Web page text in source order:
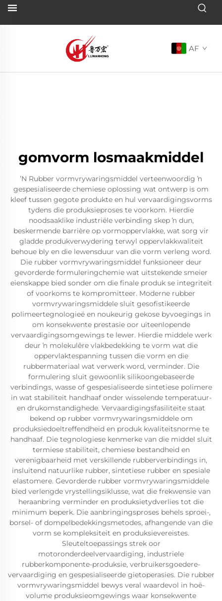
AF
gomvorm losmaakmiddel
ʼN Rubber vormvrywaringsmiddel verteenwoordig ŉ
gespesialiseerde chemiese oplossing wat ontwerp is om
kleef tussen gegote produkte en hul vervaardigingsvorms
tydens die produksieproses te voorkom. Hierdie
noodsaaklike industriële verbinding skep ŉ dun,
beskermende barrière op vormoppervlakke, wat sorg vir
gladde produkverwydering terwyl oppervlakkwaliteit
behoue bly en die lewensduur van die vorm verleng word.
Die rubber vormvrywaringsmiddel funksioneer deur
gevorderde formuleringchemie wat uitstekende smeier
eienskappe bied sonder om die finale produk se integriteit
of voorkoms te kompromitteer. Moderne rubber
vormvrywaringsmiddele sluit gesofistikeerde
polimeertegnologieë en noukeurig gekose byvoegings in
om konsekwente prestasie oor uiteenlopende
vervaardigingsomgewings te lewer. Hierdie middele werk
deur ŉ molekulêre vlakbedekking te vorm wat die
oppervlaktespanning tussen die vorm en die
rubbermateriaal wat verwerk word, verminder. Die
formulering sluit gewoonlik silikoongebaseerde
verbindings, wasse of gespesialiseerde sintetiese polimere
in wat stabiliteit handhaaf onder wisselende temperatuur-
en drukomstandighede. Vervaardigingsfasiliteite staat
bekend op rubber vormvrywaringsmiddele om
produksiedoeltreffendheid en produk kwaliteitsnorme te
handhaaf. Die tegnologiese kenmerke van die middel sluit
termiese stabiliteit, chemiese bestandheid en
verenigbaarheid met verskillende rubberverbindings in,
insluitend natuurlike rubber, sintetiese rubber en spesiale
elastomere. Gevorderde rubber vormvrywaringsmiddele
bied verlengde vrystellingsiklusse, wat die frekwensie van
heraanbring verminder en produksietydverlies tot die
minimum beperk. Die aanbringingsproses behels sproei-,
borsel- of dompelbedekkingsmetodes, afhangende van die
vorm se kompleksiteit en produksievereistes.
Sleuteltoepassings strek oor
motoronderdeelvervaardiging, industriele
rubberkomponente-produksie, verbruikersgoedere-
vervaardiging en gespesialiseerde gietoperasies. Die rubber
vormvrywaringsmiddel bewys veral waardevol in hoë-
volume produksieomgewings waar konsekwente